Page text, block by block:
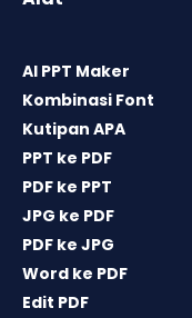
AI PPT Maker
Kombinasi Font
Kutipan APA
PPT ke PDF
PDF ke PPT
JPG ke PDF
PDF ke JPG
Word ke PDF
Edit PDF